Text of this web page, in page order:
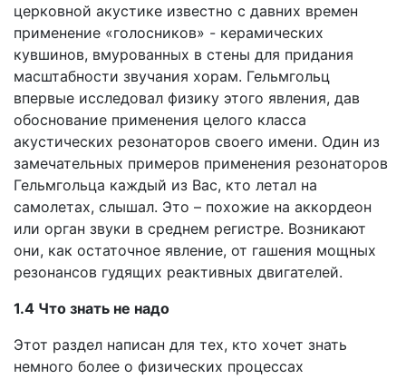
церковной акустике известно с давних времен
применение «голосников» - керамических
кувшинов, вмурованных в стены для придания
масштабности звучания хорам. Гельмгольц
впервые исследовал физику этого явления, дав
обоснование применения целого класса
акустических резонаторов своего имени. Один из
замечательных примеров применения резонаторов
Гельмгольца каждый из Вас, кто летал на
самолетах, слышал. Это – похожие на аккордеон
или орган звуки в среднем регистре. Возникают
они, как остаточное явление, от гашения мощных
резонансов гудящих реактивных двигателей.
1.4 Что знать не надо
Этот раздел написан для тех, кто хочет знать
немного более о физических процессах